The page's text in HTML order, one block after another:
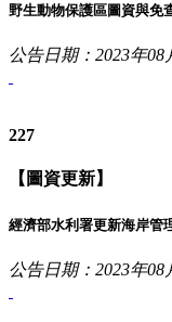
野生動物保護區圖資與免
公告日期：2023年08
227
【圖資更新】
經濟部水利署更新海岸管
公告日期：2023年08